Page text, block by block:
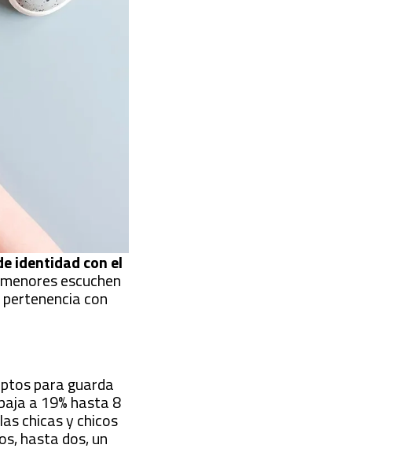
identidad con el
escuchen
con
para guarda
a 19% hasta 8
chicas y chicos
hasta dos, un